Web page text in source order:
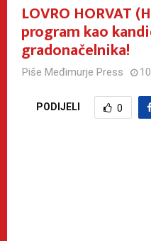
LOVRO HORVAT
program kao
gradonačelnika!
Piše Međimurje Press
PODIJELI 0